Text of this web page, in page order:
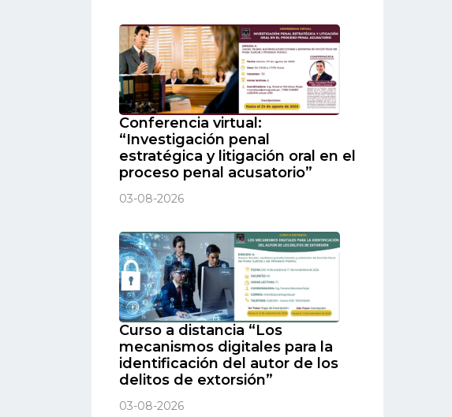
Conferencia virtual:
“Investigación penal
estratégica y litigación oral en el
proceso penal acusatorio”
03-08-2026
Curso a distancia “Los
mecanismos digitales para la
identificación del autor de los
delitos de extorsión”
03-08-2026